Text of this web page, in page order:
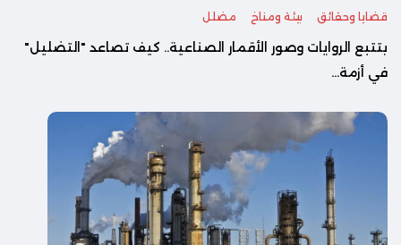
قضايا وحقائق بيئة ومناخ مضلل
بتتبع الروايات وصور الأقمار الصناعية.. كيف تصاعد "التضليل"
في أزمة...